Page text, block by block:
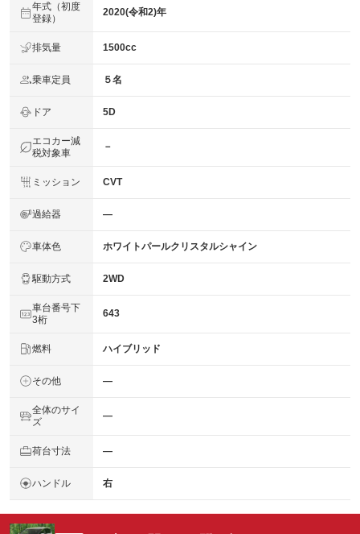
年式（初度
登録）
2020(令和2)年
排気量 1500cc
乗車定員 ５名
ドア 5D
エコカー減
税対象車
－
ミッション CVT
過給器 ―
車体色 ホワイトパールクリスタルシャイン
駆動方式 2WD
車台番号下
3桁
643
燃料 ハイブリッド
その他 ―
全体のサイ
ズ
―
荷台寸法 ―
ハンドル 右